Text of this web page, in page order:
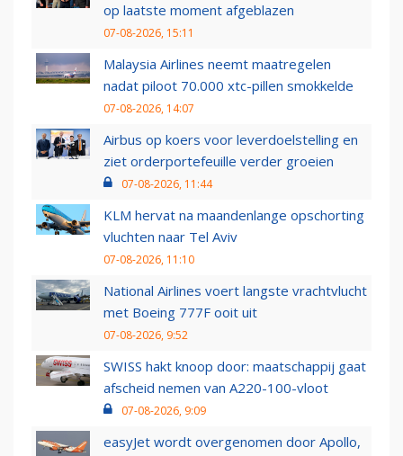
op laatste moment afgeblazen
07-08-2026, 15:11
Malaysia Airlines neemt maatregelen
nadat piloot 70.000 xtc-pillen smokkelde
07-08-2026, 14:07
Airbus op koers voor leverdoelstelling en
ziet orderportefeuille verder groeien
07-08-2026, 11:44
KLM hervat na maandenlange opschorting
vluchten naar Tel Aviv
07-08-2026, 11:10
National Airlines voert langste vrachtvlucht
met Boeing 777F ooit uit
07-08-2026, 9:52
SWISS hakt knoop door: maatschappij gaat
afscheid nemen van A220-100-vloot
07-08-2026, 9:09
easyJet wordt overgenomen door Apollo,